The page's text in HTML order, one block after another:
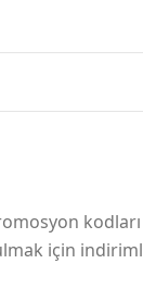
kodları
için indirimli